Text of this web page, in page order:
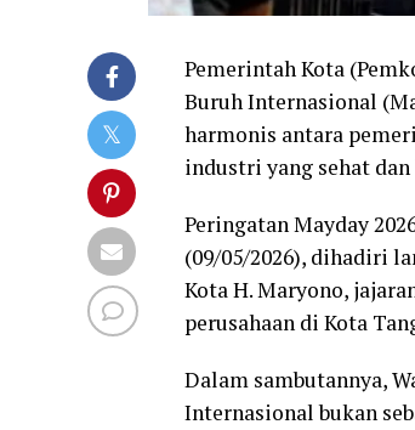
Pemerintah Kota
Buruh Internasional
harmonis antara
industri yang sehat
Peringatan Mayday
(09/05/2026), dihadiri
Kota H. Maryono,
perusahaan di Kota
Dalam sambutannya,
Internasional bukan